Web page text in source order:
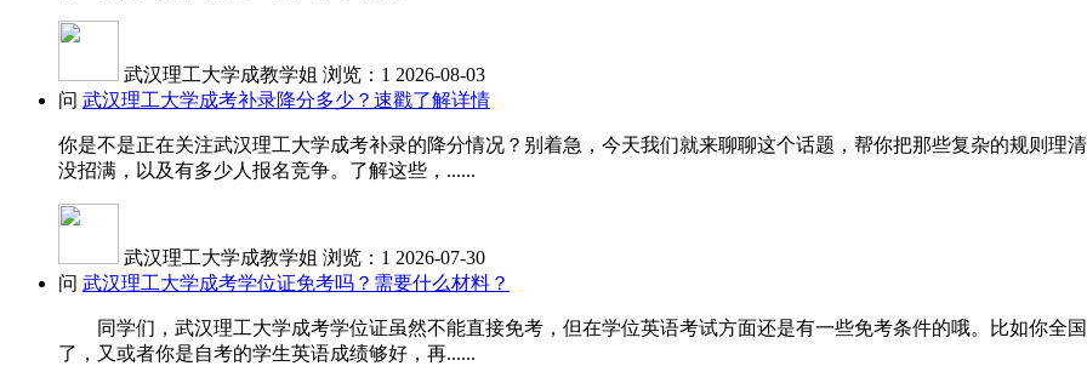
武汉理工大学成教学姐 浏览：1 2026-08-03
问 武汉理工大学成考补录降分多少？速戳了解详情
你是不是正在关注武汉理工大学成考补录的降分情况？别着急，今天我们就来聊聊这个话题，帮你把那些复杂的规则理
没招满，以及有多少人报名竞争。了解这些，......
武汉理工大学成教学姐 浏览：1 2026-07-30
问 武汉理工大学成考学位证免考吗？需要什么材料？
同学们，武汉理工大学成考学位证虽然不能直接免考，但在学位英语考试方面还是有一些免考条件的哦。比如你全
了，又或者你是自考的学生英语成绩够好，再......